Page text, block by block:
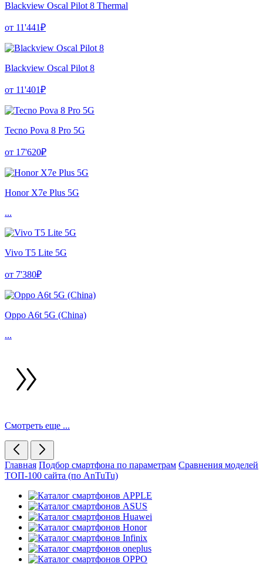
Blackview Oscal Pilot 8 Thermal
от 11'441₽
Blackview Oscal Pilot 8
от 11'401₽
Tecno Pova 8 Pro 5G
от 17'620₽
Honor X7e Plus 5G
...
Vivo T5 Lite 5G
от 7'380₽
Oppo A6t 5G (China)
...
Смотреть еще ...
Главная Подбор смартфона по параметрам Сравнения моделей
ТОП-100 сайта (по AnTuTu)